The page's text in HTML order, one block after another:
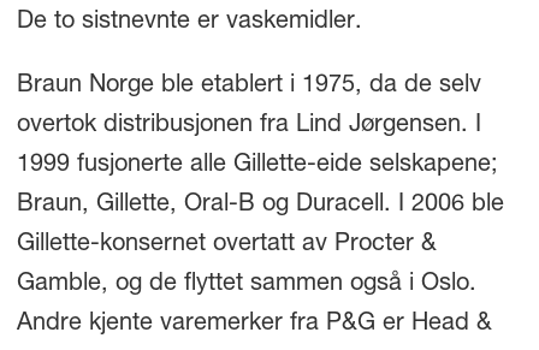
De to sistnevnte er vaskemidler.
Braun Norge ble etablert i 1975, da de selv
overtok distribusjonen fra Lind Jørgensen. I
1999 fusjonerte alle Gillette-eide selskapene;
Braun, Gillette, Oral-B og Duracell. I 2006 ble
Gillette-konsernet overtatt av Procter &
Gamble, og de flyttet sammen også i Oslo.
Andre kjente varemerker fra P&G er Head &